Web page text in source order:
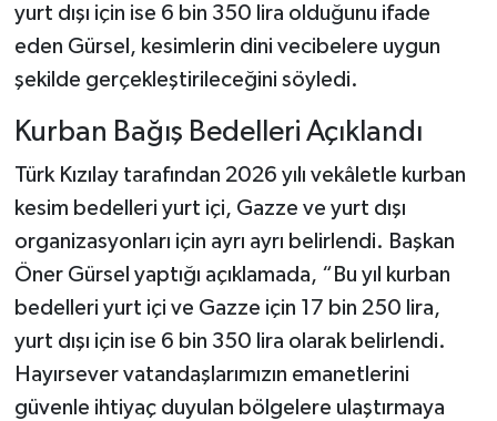
yurt dışı için ise 6 bin 350 lira olduğunu ifade
eden Gürsel, kesimlerin dini vecibelere uygun
şekilde gerçekleştirileceğini söyledi.
Kurban Bağış Bedelleri Açıklandı
Türk Kızılay tarafından 2026 yılı vekâletle kurban
kesim bedelleri yurt içi, Gazze ve yurt dışı
organizasyonları için ayrı ayrı belirlendi. Başkan
Öner Gürsel yaptığı açıklamada, “Bu yıl kurban
bedelleri yurt içi ve Gazze için 17 bin 250 lira,
yurt dışı için ise 6 bin 350 lira olarak belirlendi.
Hayırsever vatandaşlarımızın emanetlerini
güvenle ihtiyaç duyulan bölgelere ulaştırmaya